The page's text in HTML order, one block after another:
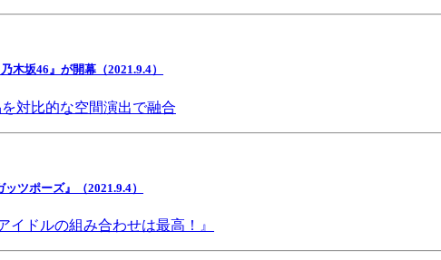
坂46』が開幕（2021.9.4）
対比的な空間演出で融合
ツポーズ』（2021.9.4）
ドルの組み合わせは最高！』